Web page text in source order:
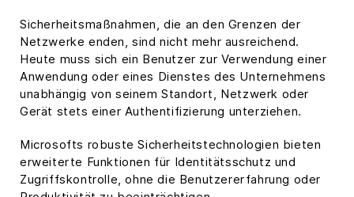
Sicherheitsmaßnahmen, die an den Grenzen der
Netzwerke enden, sind nicht mehr ausreichend.
Heute muss sich ein Benutzer zur Verwendung einer
Anwendung oder eines Dienstes des Unternehmens
unabhängig von seinem Standort, Netzwerk oder
Gerät stets einer Authentifizierung unterziehen.
Microsofts robuste Sicherheitstechnologien bieten
erweiterte Funktionen für Identitätsschutz und
Zugriffskontrolle, ohne die Benutzererfahrung oder